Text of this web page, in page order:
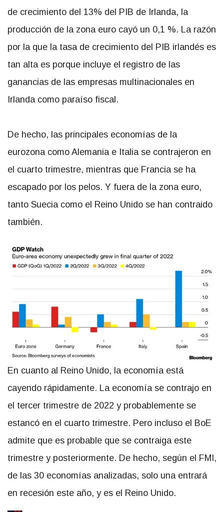
de crecimiento del 13% del PIB de Irlanda, la
producción de la zona euro cayó un 0,1 %. La razón
por la que la tasa de crecimiento del PIB irlandés es
tan alta es porque incluye el registro de las
ganancias de las empresas multinacionales en
Irlanda como paraíso fiscal.
De hecho, las principales economías de la
eurozona como Alemania e Italia se contrajeron en
el cuarto trimestre, mientras que Francia se ha
escapado por los pelos. Y fuera de la zona euro,
tanto Suecia como el Reino Unido se han contraido
también.
En cuanto al Reino Unido, la economía está
cayendo rápidamente. La economía se contrajo en
el tercer trimestre de 2022 y probablemente se
estancó en el cuarto trimestre. Pero incluso el BoE
admite que es probable que se contraiga este
trimestre y posteriormente. De hecho, según el FMI,
de las 30 economías analizadas, solo una entrará
en recesión este año, y es el Reino Unido.